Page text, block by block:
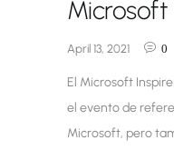
Microsoft
April 13, 2021 0
El Microsoft
el evento de
Microsoft, pero